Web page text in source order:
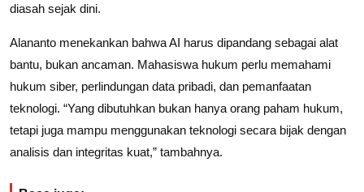
diasah sejak dini.
Alananto menekankan bahwa AI harus dipandang sebagai alat
bantu, bukan ancaman. Mahasiswa hukum perlu memahami
hukum siber, perlindungan data pribadi, dan pemanfaatan
teknologi. “Yang dibutuhkan bukan hanya orang paham hukum,
tetapi juga mampu menggunakan teknologi secara bijak dengan
analisis dan integritas kuat,” tambahnya.